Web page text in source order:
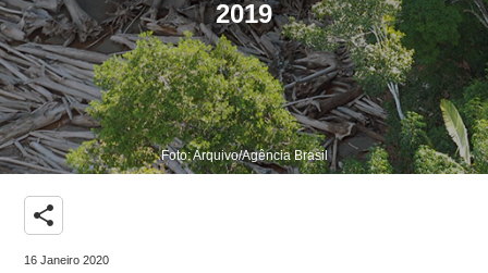
2019
Foto: Arquivo/Agência Brasil
share
16 Janeiro 2020